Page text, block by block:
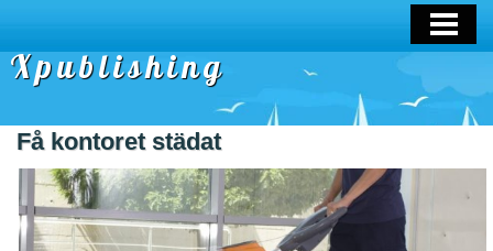
Xpublishing
Få kontoret städat